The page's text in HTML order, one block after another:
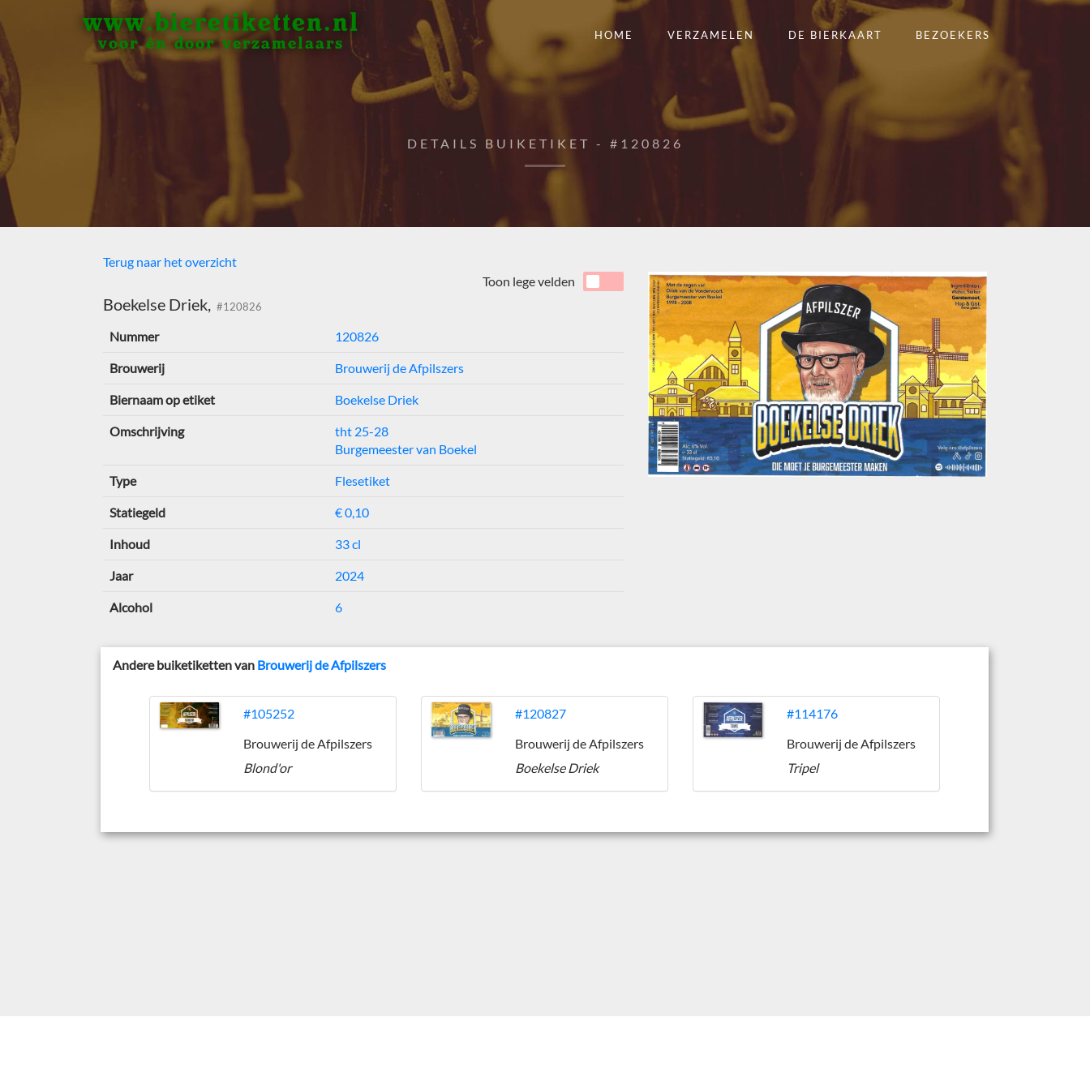
www.bieretiketten.nl
voor én door verzamelaars
HOME VERZAMELEN DE BIERKAART BEZOEKERS
DETAILS BUIKETIKET - #120826
Terug naar het overzicht
Boekelse Driek, #120826
Toon lege velden
Nummer 120826
Brouwerij Brouwerij de Afpilszers
Biernaam op etiket Boekelse Driek
Omschrijving
tht 25-28
Burgemeester van Boekel
Type Flesetiket
Statiegeld € 0,10
Inhoud 33 cl
Jaar 2024
Alcohol 6
Andere buiketiketten van Brouwerij de Afpilszers
#105252
Brouwerij de Afpilszers
Blond'or
#120827
Brouwerij de Afpilszers
Boekelse Driek
#114176
Brouwerij de Afpilszers
Tripel